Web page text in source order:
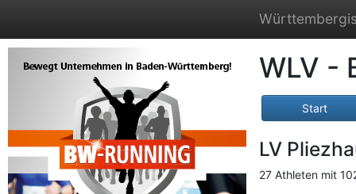
WLV -
Start
LV
27 Athleten mit